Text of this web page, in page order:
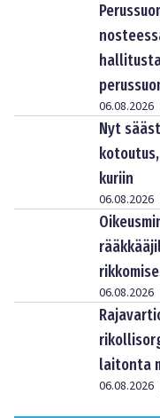
06.08.2026
Nyt
kuriin
06.08.2026
06.08.2026
laitonta
06.08.2026